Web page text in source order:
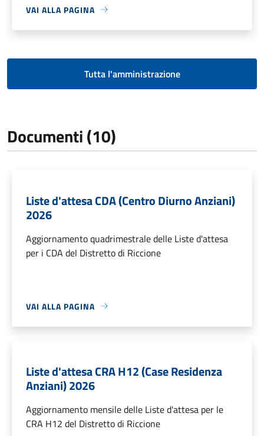
VAI ALLA PAGINA
Tutta l'amministrazione
Documenti (10)
Liste d'attesa CDA (Centro Diurno Anziani)
2026
Aggiornamento quadrimestrale delle Liste d'attesa
per i CDA del Distretto di Riccione
VAI ALLA PAGINA
Liste d'attesa CRA H12 (Case Residenza
Anziani) 2026
Aggiornamento mensile delle Liste d'attesa per le
CRA H12 del Distretto di Riccione